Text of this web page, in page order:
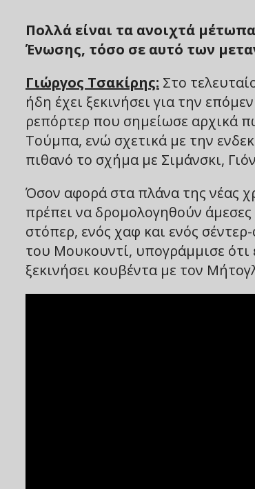
Πολλά είναι τα ανοιχτά
Ένωσης, τόσο σε αυτό των
Γιώργος Τσακίρης: Στο
ήδη έχει ξεκινήσει για την
ρεπόρτερ που σημείωσε αρχικά
Τούμπα, ενώ σχετικά με την
πιθανό το σχήμα με Σιμάνσκι,
Όσον αφορά στα πλάνα της νέας
πρέπει να δρομολογηθούν
στόπερ, ενός χαφ και ενός
του Μουκουντί, υπογράμμισε ότι
ξεκινήσει κουβέντα με τον